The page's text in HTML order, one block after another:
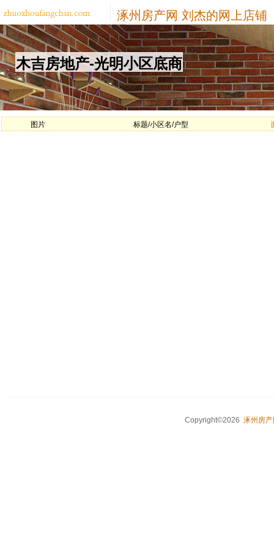
涿州房产网 刘杰的网上店铺
木吉房地产-光明小区底商
图片 标题/小区名/户型
Copyright©2026 涿州房